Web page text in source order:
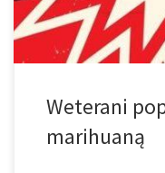
[…]
Weterani
marihuaną